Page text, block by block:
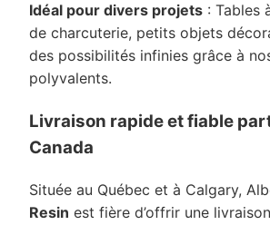
Idéal pour divers projets : Tables
de charcuterie, petits objets
des possibilités infinies grâce à
polyvalents.
Livraison rapide et fiable
Canada
Située au Québec et à Calgary,
Resin est fière d’offrir une